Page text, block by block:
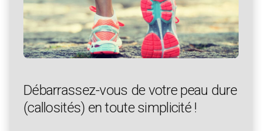
Débarrassez-vous de votre peau dure
(callosités) en toute simplicité !